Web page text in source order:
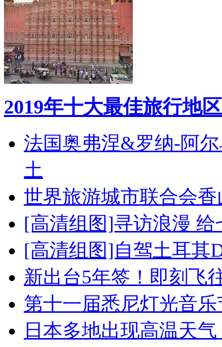
2019年十大最佳旅行地区
法国奥弗涅&罗纳-阿
土
世界旅游城市联合会
[高清组图]寻访浪漫
[高清组图]自驾土耳其
新出台5年签！即刻飞
第十一届悉尼灯光音
日本多地出现高温天